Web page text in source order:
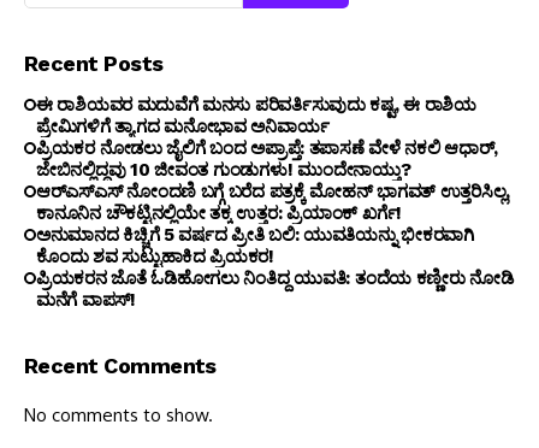
Recent Posts
ಈ ರಾಶಿಯವರ ಮದುವೆಗೆ ಮನಸು ಪರಿವರ್ತಿಸುವುದು ಕಷ್ಟ, ಈ ರಾಶಿಯ
ಪ್ರೇಮಿಗಳಿಗೆ ತ್ಯಾಗದ ಮನೋಭಾವ ಅನಿವಾರ್ಯ
ಪ್ರಿಯಕರ ನೋಡಲು ಜೈಲಿಗೆ ಬಂದ ಅಪ್ರಾಪ್ತೆ: ತಪಾಸಣೆ ವೇಳೆ ನಕಲಿ ಆಧಾರ್,
ಜೇಬಿನಲ್ಲಿದ್ದವು 10 ಜೀವಂತ ಗುಂಡುಗಳು! ಮುಂದೇನಾಯ್ತು?
ಆರ್‌ಎಸ್‌ಎಸ್‌ ನೋಂದಣಿ ಬಗ್ಗೆ ಬರೆದ ಪತ್ರಕ್ಕೆ ಮೋಹನ್ ಭಾಗವತ್ ಉತ್ತರಿಸಿಲ್ಲ,
ಕಾನೂನಿನ ಚೌಕಟ್ಟಿನಲ್ಲಿಯೇ ತಕ್ಕ ಉತ್ತರ: ಪ್ರಿಯಾಂಕ್ ಖರ್ಗೆ!
ಅನುಮಾನದ ಕಿಚ್ಚಿಗೆ 5 ವರ್ಷದ ಪ್ರೀತಿ ಬಲಿ: ಯುವತಿಯನ್ನು ಭೀಕರವಾಗಿ
ಕೊಂದು ಶವ ಸುಟ್ಟುಹಾಕಿದ ಪ್ರಿಯಕರ!
ಪ್ರಿಯಕರನ ಜೊತೆ ಓಡಿಹೋಗಲು ನಿಂತಿದ್ದ ಯುವತಿ: ತಂದೆಯ ಕಣ್ಣೀರು ನೋಡಿ
ಮನೆಗೆ ವಾಪಸ್!
Recent Comments
No comments to show.